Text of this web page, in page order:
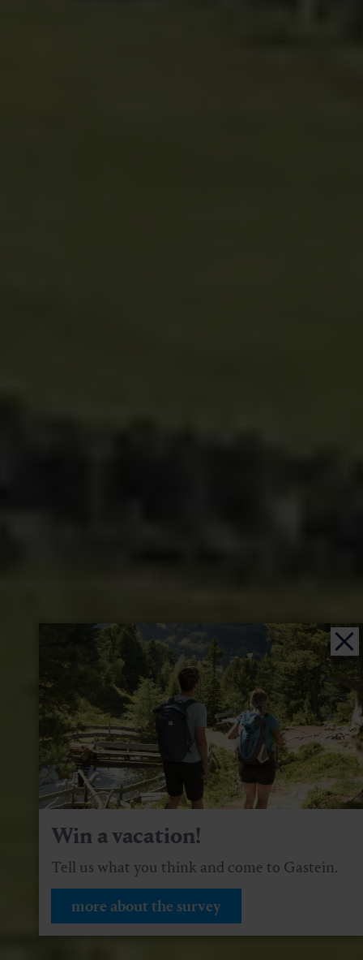
Win a vacation!
Tell us what you think and come to Gastein.
more about the survey